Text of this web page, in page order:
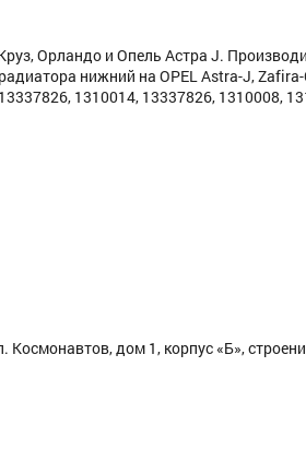
Орландо и Опель Астра J.
нижний на OPEL Astra-J, Zafira-
1310014, 13337826, 1310008,
дом 1, корпус «Б»,